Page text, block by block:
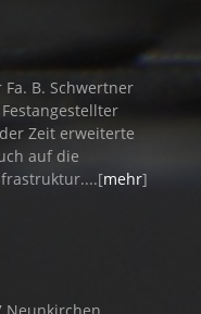
B. Schwertner
Zeit erweiterte
auf die
mehr]